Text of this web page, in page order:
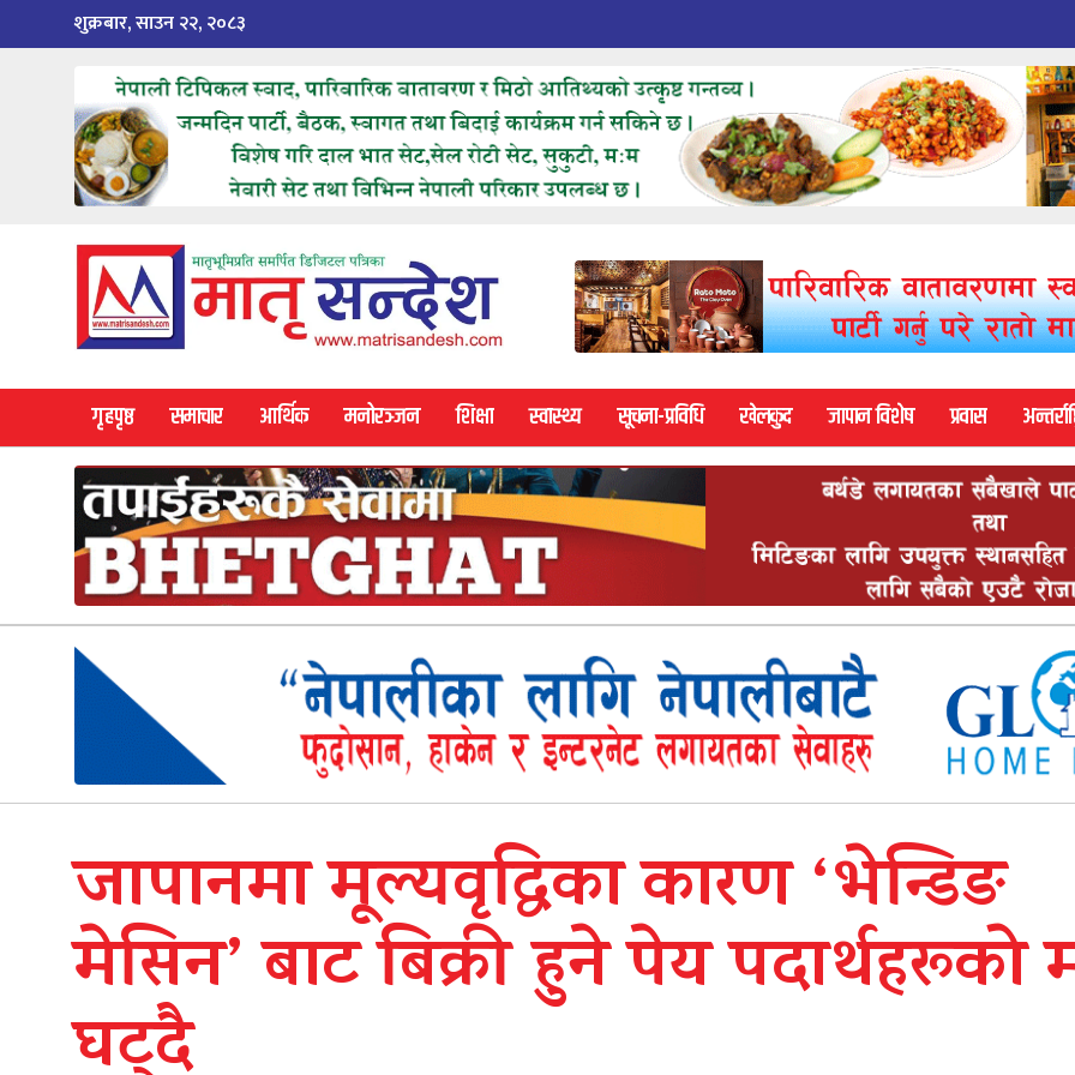
to
शुक्रबार, साउन २२, २०८३
गृहपृष्ठ समाचार आर्थिक मनोरञ्जन शिक्षा स्वास्थ्य सूचना-प्रविधि खेलकुद जापान विशेष प्रवास
जापानमा मूल्यवृद्धिका कारण ‘भेन्डिङ
मेसिन’ बाट बिक्री हुने पेय पदार्थहरूको